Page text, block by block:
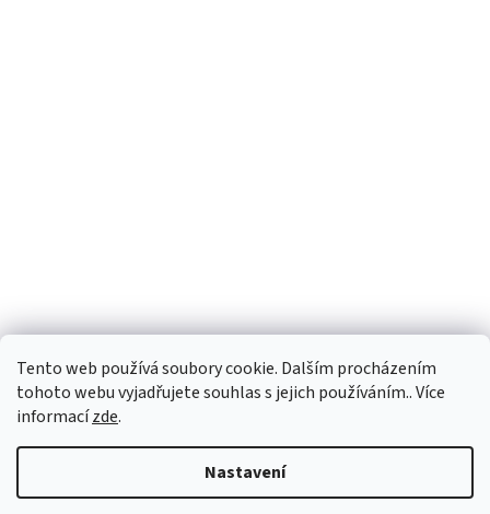
Tento web používá soubory cookie. Dalším procházením
tohoto webu vyjadřujete souhlas s jejich používáním.. Více
informacízde.
Nastavení